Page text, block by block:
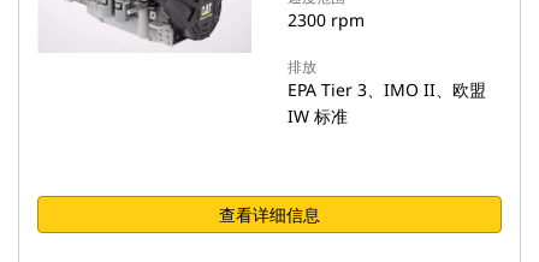
2300 rpm
排放
EPA Tier 3、IMO II、欧盟
IW 标准
查看详细信息